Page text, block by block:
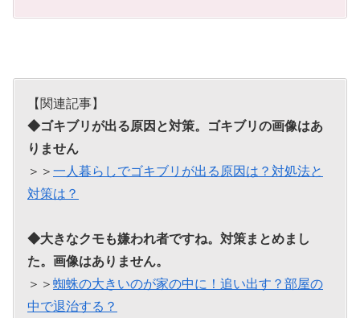
【関連記事】
◆ゴキブリが出る原因と対策。ゴキブリの画像はあ
りません
＞＞ 一人暮らしでゴキブリが出る原因は？対処法と
対策は？
◆大きなクモも嫌われ者ですね。対策まとめまし
た。画像はありません。
＞＞ 蜘蛛の大きいのが家の中に！追い出す？部屋の
中で退治する？